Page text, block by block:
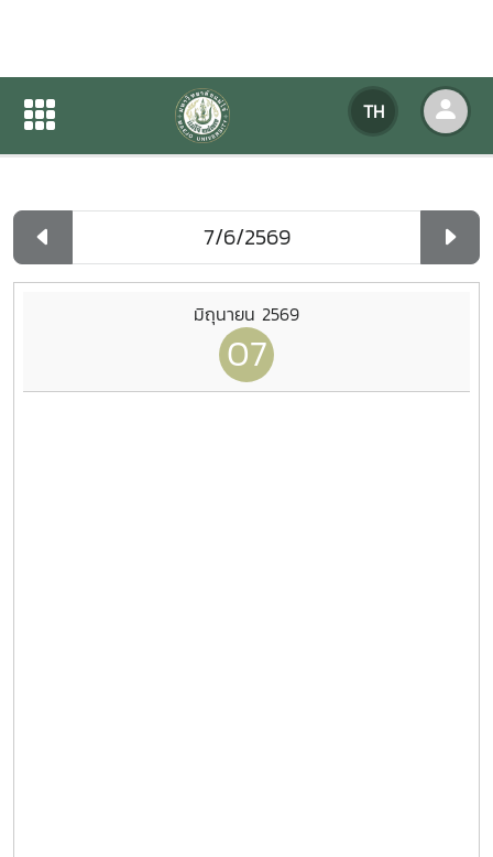
TH
ปฏิทินกิจกรรมของหน่วยงาน
ปฏิทินกิจกรรมของหน่วยงาน
มิถุนายน 2569
07